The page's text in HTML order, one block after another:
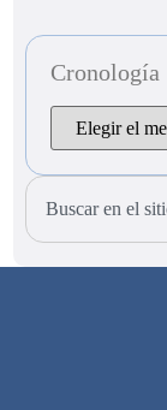
Cronología